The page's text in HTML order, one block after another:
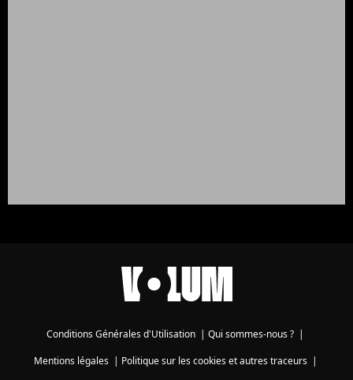
Conditions Générales d'Utilisation Qui sommes-nous ?
Mentions légales| Politique sur les cookies et autres traceurs|